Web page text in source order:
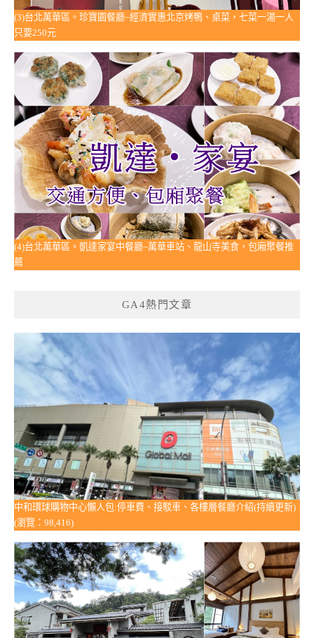
(3)台北萬華區。珍寶園餐廳~經濟實惠北京烤鴨、桌菜，七菜一湯一人
只要250元
(4)台北萬華區。凱達家宴中餐廳~萬華車站、龍山寺美食，包廂聚餐推
薦
GA4熱門文章
中和環球購物中心懶人包:停車費、接駁車、各樓層餐廳介紹(持續更新)
(瀏覽：98,416)